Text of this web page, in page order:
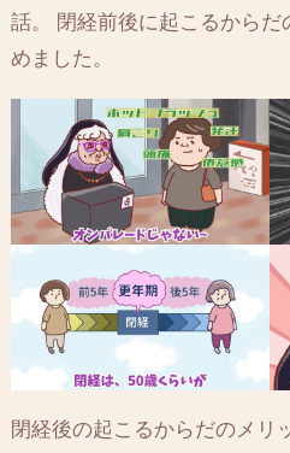
話。 閉経前後に起こるからだ
めました。
閉経後の起こるからだのメリ